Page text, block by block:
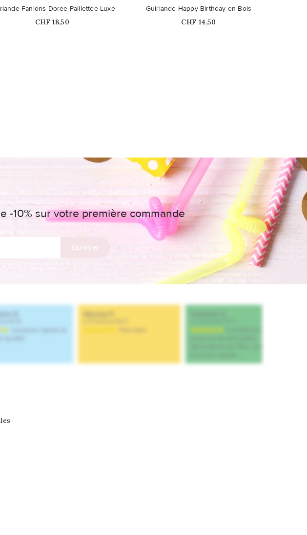
produit n'est plus disponible en
stock
Fanions Dorée Paillettée Luxe
Prix
CHF 18,50
Ce produit n'est plus disponible en
stock
Guirlande Happy Birthday en Bois
Prix
CHF 14,50
-10% sur votre première commande